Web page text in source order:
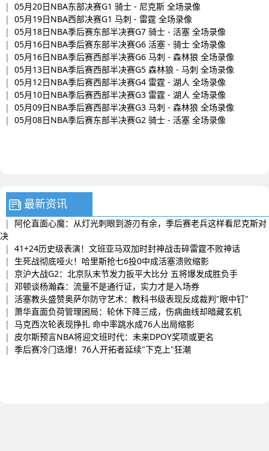
| 05月20日NBA东部决赛G1 骑士 - 尼克斯 全场录像
| 05月19日NBA西部决赛G1 马刺 - 雷霆 全场录像
| 05月18日NBA季后赛东部半决赛G7 骑士 - 活塞 全场录像
| 05月16日NBA季后赛东部半决赛G6 活塞 - 骑士 全场录像
| 05月16日NBA季后赛西部半决赛G6 马刺 - 森林狼 全场录像
| 05月13日NBA季后赛西部半决赛G5 森林狼 - 马刺 全场录像
| 05月12日NBA季后赛西部半决赛G4 雷霆 - 湖人 全场录像
| 05月10日NBA季后赛西部半决赛G3 雷霆 - 湖人 全场录像
| 05月09日NBA季后赛西部半决赛G3 马刺 - 森林狼 全场录像
| 05月08日NBA季后赛东部半决赛G2 骑士 - 活塞 全场录像
最新资讯
| 阿伦直面心魔：从灯光刺眼到游刃有余，季后赛老兵这样看尼克斯对
决
| 41+24历史级表演！文班亚马双加时封神战击碎雷霆不败神话
| 生死战彻底哑火！哈里斯抢七6投0中成活塞溃败缩影
| 京沪大战G2：北京队末节发力扳平大比分 五将爆发成胜负手
| 邓顿谈杨瀚森：流量不是通行证，实力才是入场券
| 活塞教头盛赞奥萨尔防守艺术：教科书级表现反成裁判"眼中钉"
| 萧华直面负荷管理困局：轮休下降三成，伤病曲线却暗藏玄机
| 马克西次轮表现挣扎 命中率跳水成76人出局缩影
| 皮尔斯预言NBA将迎文班时代：未来DPOY奖项或更名
| 季后赛冷门迭爆！76人开拓者延续"下克上"狂潮